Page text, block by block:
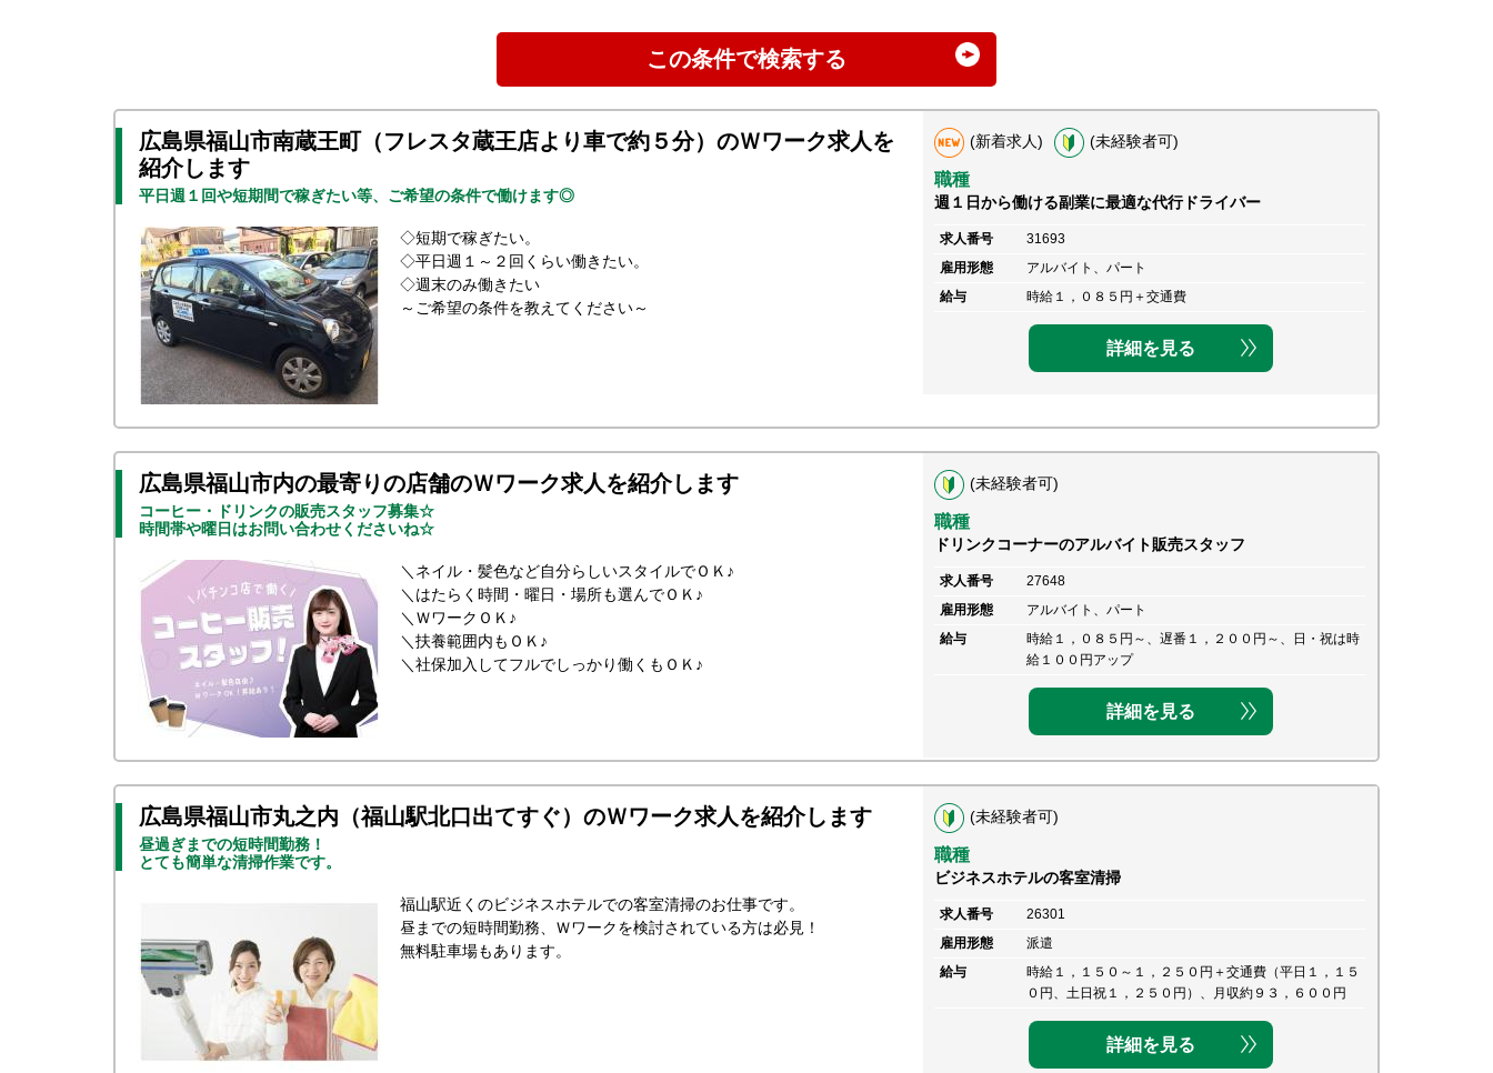
この条件で検索する
広島県福山市南蔵王町（フレスタ蔵王店より車で約５分）のＷワーク求人を
紹介します
平日週１回や短期間で稼ぎたい等、ご希望の条件で働けます◎
◇短期で稼ぎたい。
◇平日週１～２回くらい働きたい。
◇週末のみ働きたい
～ご希望の条件を教えてください～
(新着求人) (未経験者可)
職種
週１日から働ける副業に最適な代行ドライバー
求人番号
31693
雇用形態
アルバイト、パート
給与
時給１，０８５円＋交通費
詳細を見る
広島県福山市内の最寄りの店舗のＷワーク求人を紹介します
コーヒー・ドリンクの販売スタッフ募集☆
時間帯や曜日はお問い合わせくださいね☆
＼ネイル・髪色など自分らしいスタイルでＯＫ♪
＼はたらく時間・曜日・場所も選んでＯＫ♪
＼ＷワークＯＫ♪
＼扶養範囲内もＯＫ♪
＼社保加入してフルでしっかり働くもＯＫ♪
(未経験者可)
職種
ドリンクコーナーのアルバイト販売スタッフ
求人番号
27648
雇用形態
アルバイト、パート
給与
時給１，０８５円～、遅番１，２００円～、日・祝は時
給１００円アップ
詳細を見る
広島県福山市丸之内（福山駅北口出てすぐ）のＷワーク求人を紹介します
昼過ぎまでの短時間勤務！
とても簡単な清掃作業です。
福山駅近くのビジネスホテルでの客室清掃のお仕事です。
昼までの短時間勤務、Ｗワークを検討されている方は必見！
無料駐車場もあります。
(未経験者可)
職種
ビジネスホテルの客室清掃
求人番号
26301
雇用形態
派遣
給与
時給１，１５０～１，２５０円＋交通費（平日１，１５
０円、土日祝１，２５０円）、月収約９３，６００円
詳細を見る